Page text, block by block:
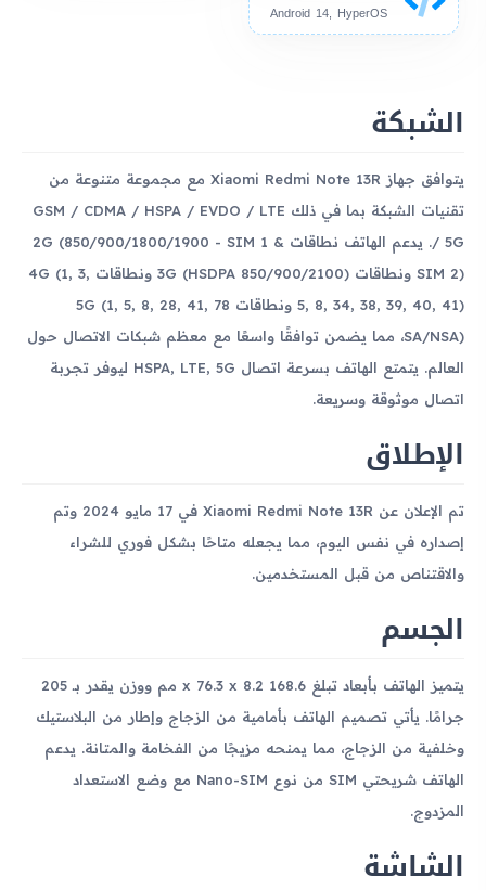
Android 14, HyperOS
الشبكة
يتوافق جهاز Xiaomi Redmi Note 13R مع مجموعة متنوعة من
تقنيات الشبكة بما في ذلك GSM / CDMA / HSPA / EVDO / LTE
/ 5G. يدعم الهاتف نطاقات 2G (850/900/1800/1900 - SIM 1 &
SIM 2) ونطاقات 3G (HSDPA 850/900/2100) ونطاقات 4G (1, 3,
5, 8, 34, 38, 39, 40, 41) ونطاقات 5G (1, 5, 8, 28, 41, 78
SA/NSA)، مما يضمن توافقًا واسعًا مع معظم شبكات الاتصال حول
العالم. يتمتع الهاتف بسرعة اتصال HSPA, LTE, 5G ليوفر تجربة
اتصال موثوقة وسريعة.
الإطلاق
تم الإعلان عن Xiaomi Redmi Note 13R في 17 مايو 2024 وتم
إصداره في نفس اليوم، مما يجعله متاحًا بشكل فوري للشراء
والاقتناص من قبل المستخدمين.
الجسم
يتميز الهاتف بأبعاد تبلغ 168.6 x 76.3 x 8.2 مم ووزن يقدر بـ 205
جرامًا. يأتي تصميم الهاتف بأمامية من الزجاج وإطار من البلاستيك
وخلفية من الزجاج، مما يمنحه مزيجًا من الفخامة والمتانة. يدعم
الهاتف شريحتي SIM من نوع Nano-SIM مع وضع الاستعداد
المزدوج.
الشاشة